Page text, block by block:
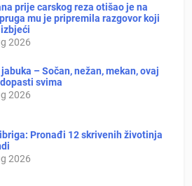
prije carskog reza otišao je na
mu je pripremila razgovor koji
2026
– Sočan, nežan, mekan, ovaj
svima
2026
Pronađi 12 skrivenih životinja
2026